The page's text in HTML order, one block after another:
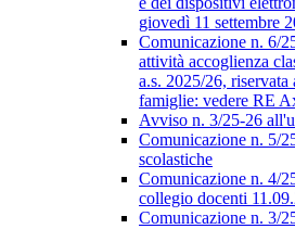
giovedì 11 settembre
Comunicazione n. 6/
attività accoglienza
a.s. 2025/26, riservata
famiglie: vedere RE
Avviso n. 3/25-26
Comunicazione n. 5/
scolastiche
Comunicazione n. 4/
collegio docenti
Comunicazione n. 3/